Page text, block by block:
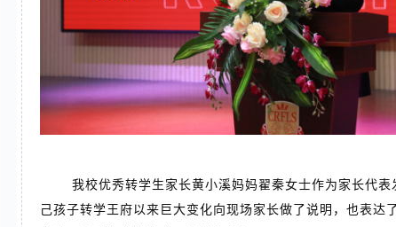
我校优秀转学生家长黄小溪妈妈翟秦女士作为家长代
己孩子转学王府以来巨大变化向现场家长做了说明，也表达